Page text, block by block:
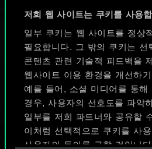
저희 웹 사이트는 쿠키를 사용
일부 쿠키는 웹 사이트를 정상
필요합니다. 그 밖의 쿠키는 선
콘텐츠 관련 기술적 피드백을
웹사이트 이용 환경을 개선하
예를 들어, 소셜 미디어를 통해
경우, 사용자의 선호도를 파악
일부를 저희 파트너와 공유할
이처럼 선택적으로 쿠키를 사
사용자의 동의를 구할 것입니
가능성을
있습
덱 이름 짓기 & 가
덱 편집